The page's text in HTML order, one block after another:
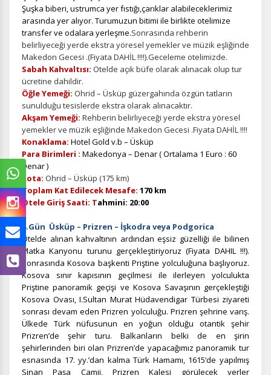
Şuşka biberi, ustrumca yer fıstığı,çarıklar alabileceklerimiz
arasında yer alıyor. Turumuzun bitimi ile birlikte otelimize
transfer ve odalara yerleşme.Sonrasında rehberin
belirliyeceği yerde ekstra yöresel yemekler ve müzik eşliğinde
Makedon Gecesi .(Fiyata DAHİL !!!!).Geceleme otelimizde.
Sabah Kahvaltısı: Otelde açık büfe olarak alınacak olup tur
ücretine dahildir.
Öğle Yemeği: Ohrid – Üsküp güzergahında özgün tatların
sunulduğu tesislerde ekstra olarak alınacaktır.
Akşam Yemeği: Rehberin belirliyeceği yerde ekstra yöresel
yemekler ve müzik eşliğinde Makedon Gecesi .Fiyata DAHİL !!!!
Konaklama: Hotel Gold v.b – Üsküp
Para Birimleri : Makedonya – Denar ( Ortalama 1 Euro : 60
Denar )
Rota: Ohrid – Üsküp (175 km)
Toplam Kat Edilecek Mesafe: 170 km
Otele Giriş Saati: Tahmini: 20:00
4.Gün Üsküp – Prizren – İşkodra veya Podgorica
Otelde alınan kahvaltının ardından eşsiz güzelliği ile bilinen
Matka Kanyonu turunu gerçekleştiriyoruz (Fiyata DAHIL !!!).
Sonrasında Kosova başkenti Priştine yolculuğuna başlıyoruz.
Kosova sınır kapısının geçilmesi ile ilerleyen yolculukta
Priştine panoramik geçişi ve Kosova Savaşının gerçekleştiği
Kosova Ovası, I.Sultan Murat Hüdavendigar Türbesi ziyareti
sonrası devam eden Prizren yolculuğu. Prizren şehrine varış.
Ülkede Türk nüfusunun en yoğun olduğu otantik şehir
Prizren’de şehir turu.Balkanların belki de en şirin
şehirlerinden biri olan Prizren’de yapacağımız panoramik tur
esnasında 17. yy.’dan kalma Türk Hamamı, 1615’de yapılmış
Sinan Paşa Camii, Prizren Kalesi görülecek yerler